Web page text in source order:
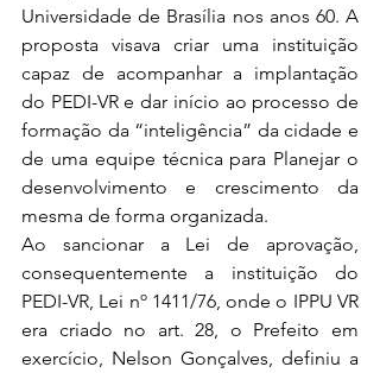
Universidade de Brasília nos anos 60. A
proposta visava criar uma instituição
capaz de acompanhar a implantação
do PEDI-VR e dar início ao processo de
formação da “inteligência” da cidade e
de uma equipe técnica para Planejar o
desenvolvimento e crescimento da
mesma de forma organizada.
Ao sancionar a Lei de aprovação,
consequentemente a instituição do
PEDI-VR, Lei nº 1411/76, onde o IPPU VR
era criado no art. 28, o Prefeito em
exercício, Nelson Gonçalves, definiu a